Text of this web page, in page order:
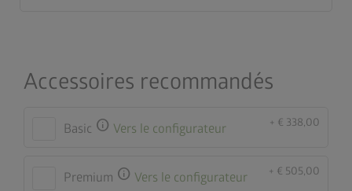
Accessoires recommandés
Basic info Vers le configurateur + € 338,00
Premium info Vers le configurateur + € 505,00